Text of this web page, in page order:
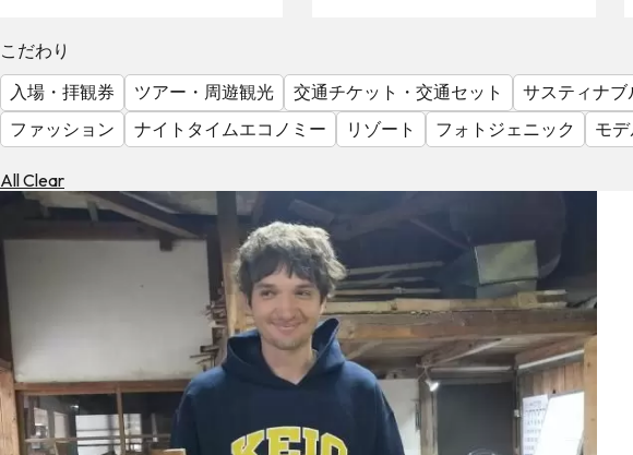
す
替
を
調
べ
天
を
見
る
こだわり
入場・拝観券
ツアー・周遊観光 交通チケット・交通セット サスティナブ
ファッション
ナイトタイムエコノミー リゾート フォトジェニック モ
All Clear